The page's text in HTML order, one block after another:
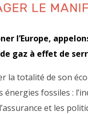
l’Europe,
gaz à effet de
la totalité de son
fossiles :
et les